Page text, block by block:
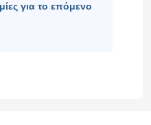
για το επόμενο